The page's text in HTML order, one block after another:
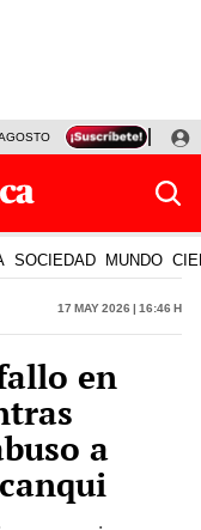
TINKA RESULTADOS
SOCIEDAD MUNDO
17 May 2026 | 16:46 h
en
a